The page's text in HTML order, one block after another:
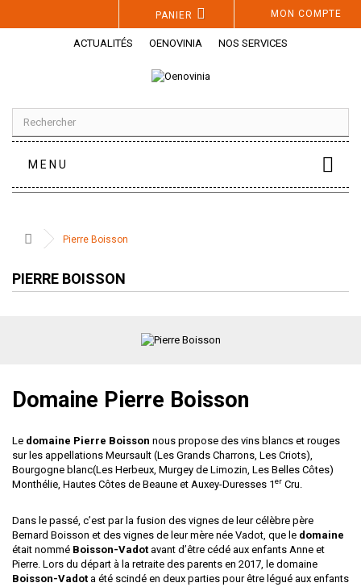
MON COMPTE
PANIER
ACTUALITÉS OENOVINIA NOS SERVICES
MENU
Pierre Boisson
PIERRE BOISSON
Domaine Pierre Boisson
Le domaine Pierre Boisson nous propose des vins blancs et rouges
sur les appellations Meursault (Les Grands Charrons , Les Criots),
Bourgogne blanc(Les Herbeux, Murgey de Limozin, Les Belles Côtes)
Monthélie, Hautes Côtes de Beaune et Auxey-Duresses 1er Cru.
Dans le passé, c’est par la fusion des vignes de leur célèbre père
Bernard Boisson et des vignes de leur mère née Vadot, que le domaine
était nommé Boisson-Vadot avant d’être cédé aux enfants Anne et
Pierre. Lors du départ à la retraite des parents en 2017, le domaine
Boisson-Vadot a été scindé en deux parties pour être légué aux enfants